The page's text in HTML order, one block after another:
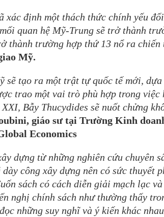
xác định một thách thức chính yếu
quan hệ Mỹ-Trung sẽ trở thành
thành trường hợp thứ 13 nổ ra chiến
Mỹ.
sẽ tạo ra một trật tự quốc tế mới,
trao một vai trò phù hợp trong việc
Bẫy Thucydides sẽ nuốt chửng
giáo sư tại Trường Kinh
Economics
dựng từ những nghiên cứu chuyên
công xây dựng nên có sức thuyết
sách có cách diễn giải mạch lạc
nghị chính sách như thường thấy
những suy nghĩ và ý kiến khác